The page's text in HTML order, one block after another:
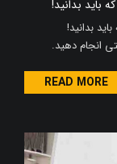
بدانید!
انجام دهید.
READ MORE